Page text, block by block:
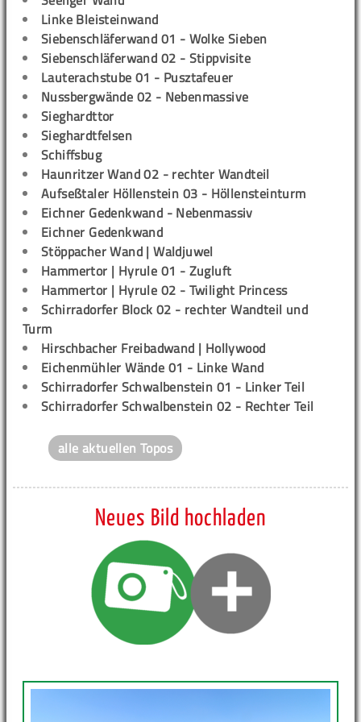
Linke Bleisteinwand
Siebenschläferwand 01 - Wolke Sieben
Siebenschläferwand 02 - Stippvisite
Lauterachstube 01 - Pusztafeuer
Nussbergwände 02 - Nebenmassive
Sieghardttor
Sieghardtfelsen
Schiffsbug
Haunritzer Wand 02 - rechter Wandteil
Aufseßtaler Höllenstein 03 - Höllensteinturm
Eichner Gedenkwand - Nebenmassiv
Eichner Gedenkwand
Stöppacher Wand | Waldjuwel
Hammertor | Hyrule 01 - Zugluft
Hammertor | Hyrule 02 - Twilight Princess
Schirradorfer Block 02 - rechter Wandteil und
Turm
Hirschbacher Freibadwand | Hollywood
Eichenmühler Wände 01 - Linke Wand
Schirradorfer Schwalbenstein 01 - Linker Teil
Schirradorfer Schwalbenstein 02 - Rechter Teil
alle aktuellen Topos
Neues Bild hochladen